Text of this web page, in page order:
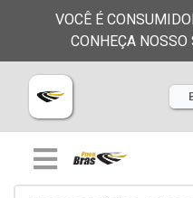
VOCÊ É
CONHEÇA